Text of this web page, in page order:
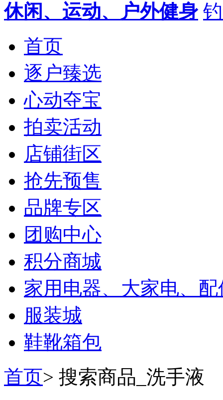
休闲、运动、户外健身
首页
逐户臻选
心动夺宝
拍卖活动
店铺街区
抢先预售
品牌专区
团购中心
积分商城
家用电器、大家电、配
服装城
鞋靴箱包
首页> 搜索商品_洗手液